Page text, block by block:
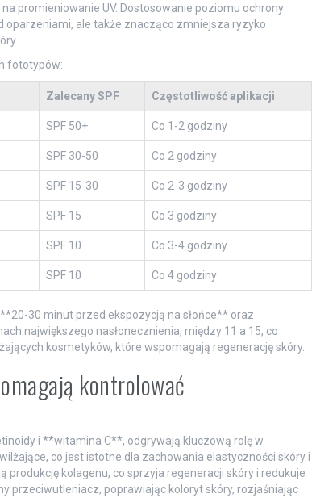
promieniowanie UV. Dostosowanie poziomu ochrony
oparzeniami, ale także znacząco zmniejsza ryzyko
fototypów:
Zalecany SPF Częstotliwość aplikacji
SPF 50+ Co 1-2 godziny
SPF 30-50 Co 2 godziny
SPF 15-30 Co 2-3 godziny
SPF 15 Co 3 godziny
SPF 10 Co 3-4 godziny
SPF 10 Co 4 godziny
30 minut przed ekspozycją na słońce** oraz
największego nasłonecznienia, między 11 a 15, co
kosmetyków, które wspomagają regenerację skóry.
kontrolować
i **witamina C**, odgrywają kluczową rolę w
co jest istotne dla zachowania elastyczności skóry i
kolagenu, co sprzyja regeneracji skóry i redukuje
przeciwutleniacz, poprawiając koloryt skóry, rozjaśniając